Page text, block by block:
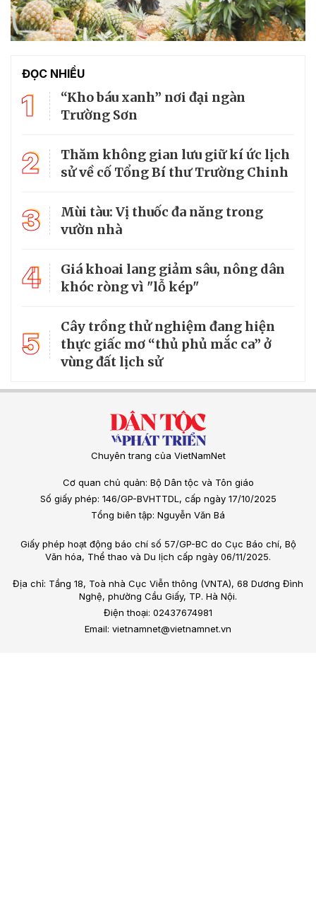
ĐỌC NHIỀU
1
“Kho báu xanh” nơi đại ngàn
Trường Sơn
2
Thăm không gian lưu giữ kí ức lịch
sử về cố Tổng Bí thư Trường Chinh
3
Mùi tàu: Vị thuốc đa năng trong
vườn nhà
4
Giá khoai lang giảm sâu, nông dân
khóc ròng vì "lỗ kép"
5
Cây trồng thử nghiệm đang hiện
thực giấc mơ “thủ phủ mắc ca” ở
vùng đất lịch sử
Chuyên trang của VietNamNet
Cơ quan chủ quản: Bộ Dân tộc và Tôn giáo
Số giấy phép: 146/GP-BVHTTDL, cấp ngày 17/10/2025
Tổng biên tập: Nguyễn Văn Bá
Giấy phép hoạt động báo chí số 57/GP-BC do Cục Báo chí, Bộ
Văn hóa, Thể thao và Du lịch cấp ngày 06/11/2025.
Địa chỉ: Tầng 18, Toà nhà Cục Viễn thông (VNTA), 68 Dương Đình
Nghệ, phường Cầu Giấy, TP. Hà Nội.
Điện thoại: 02437674981
Email: vietnamnet@vietnamnet.vn